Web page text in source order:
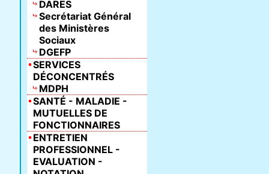
DARES
Secrétariat Général
des Ministères
Sociaux
DGEFP
SERVICES
DÉCONCENTRÉS
MDPH
SANTÉ - MALADIE -
MUTUELLES DE
FONCTIONNAIRES
ENTRETIEN
PROFESSIONNEL -
EVALUATION -